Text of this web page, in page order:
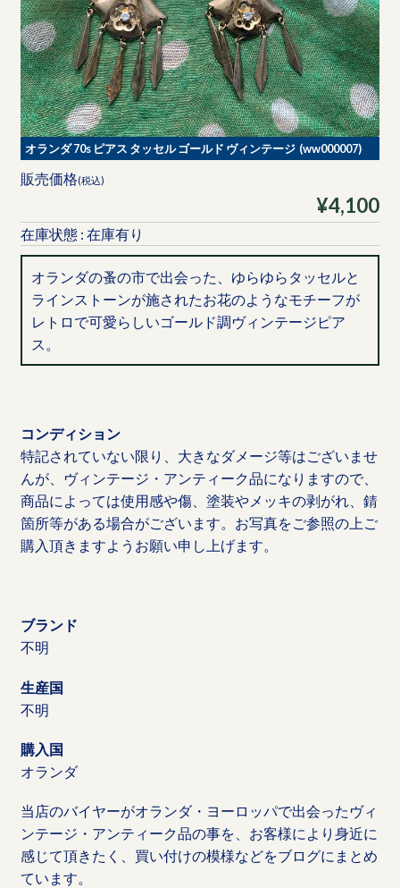
オランダ 70s ピアス タッセル ゴールド ヴィンテージ (ww000007)
販売価格(税込)
¥4,100
在庫状態 : 在庫有り
オランダの蚤の市で出会った、ゆらゆらタッセルと
ラインストーンが施されたお花のようなモチーフが
レトロで可愛らしいゴールド調ヴィンテージピア
ス。
コンディション
特記されていない限り、大きなダメージ等はございませ
んが、ヴィンテージ・アンティーク品になりますので、
商品によっては使用感や傷、塗装やメッキの剥がれ、錆
箇所等がある場合がございます。お写真をご参照の上ご
購入頂きますようお願い申し上げます。
ブランド
不明
生産国
不明
購入国
オランダ
当店のバイヤーがオランダ・ヨーロッパで出会ったヴィ
ンテージ・アンティーク品の事を、お客様により身近に
感じて頂きたく、買い付けの模様などをブログにまとめ
ています。